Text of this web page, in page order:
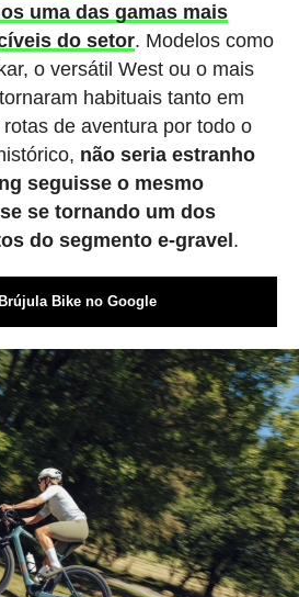
uma das gamas mais
do setor. Modelos como
o versátil West ou o mais
habituais tanto em
de aventura por todo o
não seria estranho
seguisse o mesmo
se tornando um dos
do segmento e-gravel .
Bike no Google